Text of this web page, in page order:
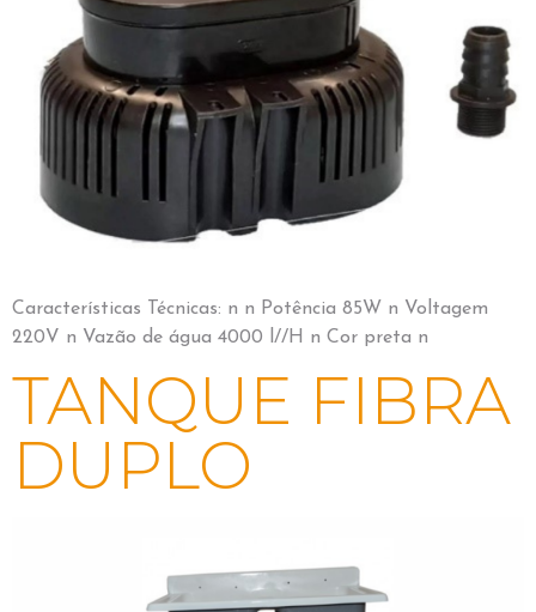
Características Técnicas: n n Potência 85W n Voltagem
220V n Vazão de água 4000 l//H n Cor preta n
TANQUE FIBRA
DUPLO